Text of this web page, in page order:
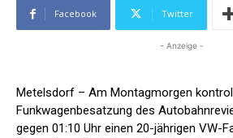
Facebook Twitter
- Anzeige -
Metelsdorf – Am Montagmorgen
Funkwagenbesatzung des
gegen 01:10 Uhr einen 20-jährigen VW-